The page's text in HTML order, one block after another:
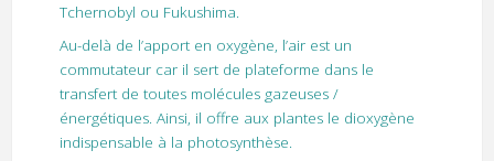
Tchernobyl ou Fukushima.
Au-delà de l’apport en oxygène, l’air est un
commutateur car il sert de plateforme dans le
transfert de toutes molécules gazeuses /
énergétiques. Ainsi, il offre aux plantes le dioxygène
indispensable à la photosynthèse.